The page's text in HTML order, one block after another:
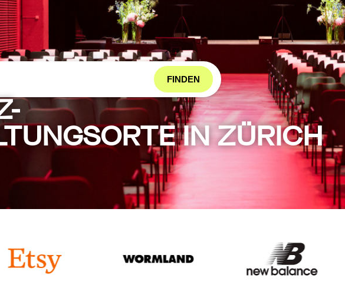
FINDEN
IN ZÜRICH